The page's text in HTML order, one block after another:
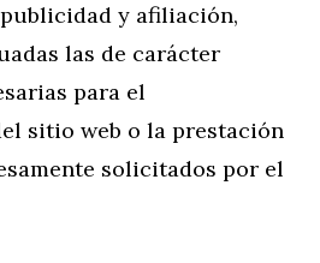
y afiliación,
las de carácter
para el
sitio web o la prestación
solicitados por el